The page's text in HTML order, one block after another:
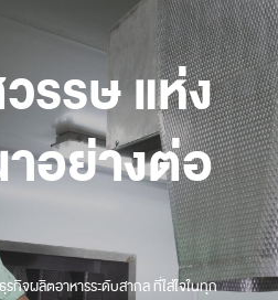
รรษ แห่ง
อย่างต่อ
กิจผลิตอาหารระดับสากล ที่ใส่ใจในทุก